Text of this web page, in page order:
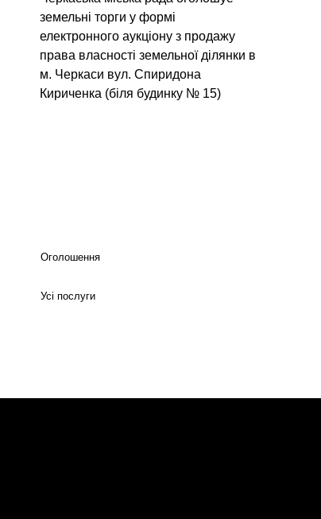
земельні торги у формі
електронного аукціону з продажу
права власності земельної ділянки в
м. Черкаси вул. Спиридона
Кириченка (біля будинку № 15)
Оголошення
Усі послуги